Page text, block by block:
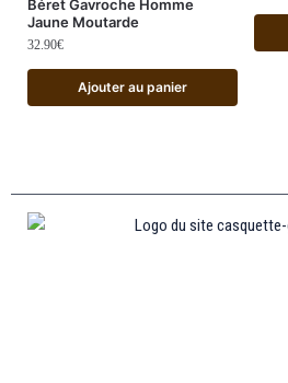
Béret Gavroche Homme
Jaune Moutarde
32.90€
Ajouter au panier